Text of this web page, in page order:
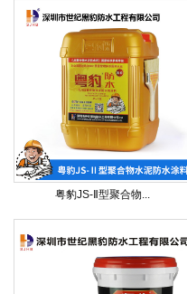
粤豹JS-Ⅱ型聚合物...